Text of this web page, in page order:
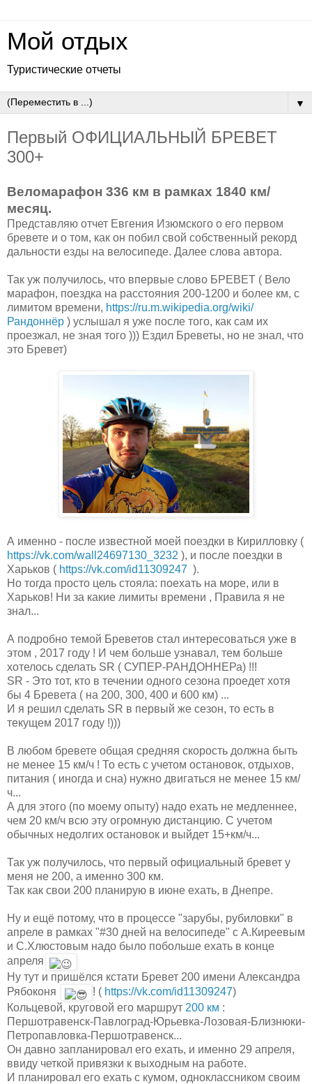
Мой отдых
Туристические отчеты
▼
Первый ОФИЦИАЛЬНЫЙ БРЕВЕТ
300+
Веломарафон 336 км в рамках 1840 км/
месяц.
Представляю отчет Евгения Изюмского о его первом
бревете и о том, как он побил свой собственный рекорд
дальности езды на велосипеде. Далее слова автора.
Так уж получилось, что впервые слово БРЕВЕТ ( Вело
марафон, поездка на расстояния 200-1200 и более км, с
лимитом времени, https://ru.m.wikipedia.org/wiki/
Рандоннёр ) услышал я уже после того, как сам их
проезжал, не зная того ))) Ездил Бреветы, но не знал, что
это Бревет)
А именно - после известной моей поездки в Кирилловку (
https://vk.com/wall24697130_ 3232 ), и после поездки в
Харьков ( https://vk.com/id11309247 ).
Но тогда просто цель стояла: поехать на море, или в
Харьков! Ни за какие лимиты времени , Правила я не
знал...
А подробно темой Бреветов стал интересоваться уже в
этом , 2017 году ! И чем больше узнавал, тем больше
хотелось сделать SR ( СУПЕР-РАНДОННЕРа) !!!
SR - Это тот, кто в течении одного сезона проедет хотя
бы 4 Бревета ( на 200, 300, 400 и 600 км) ...
И я решил сделать SR в первый же сезон, то есть в
текущем 2017 году !)))
В любом бревете общая средняя скорость должна быть
не менее 15 км/ч ! То есть с учетом остановок, отдыхов,
питания ( иногда и сна) нужно двигаться не менее 15 км/
ч...
А для этого (по моему опыту) надо ехать не медленнее,
чем 20 км/ч всю эту огромную дистанцию. С учетом
обычных недолгих остановок и выйдет 15+км/ч...
Так уж получилось, что первый официальный бревет у
меня не 200, а именно 300 км.
Так как свои 200 планирую в июне ехать, в Днепре.
Ну и ещё потому, что в процессе "зарубы, рубиловки" в
апреле в рамках "#30 дней на велосипеде" с А.Киреевым
и С.Хлюстовым надо было побольше ехать в конце
апреля
Ну тут и пришёлся кстати Бревет 200 имени Александра
Рябоконя
! ( https://vk.com/id11309247)
Кольцевой, круговой его маршрут 200 км :
Першотравенск-Павлоград-Юрьевка-Лозовая-Близнюки-
Петропавловка-Першотравенск...
Он давно запланировал его ехать, и именно 29 апреля,
ввиду четкой привязки к выходным на работе.
И планировал его ехать с кумом, одноклассником своим